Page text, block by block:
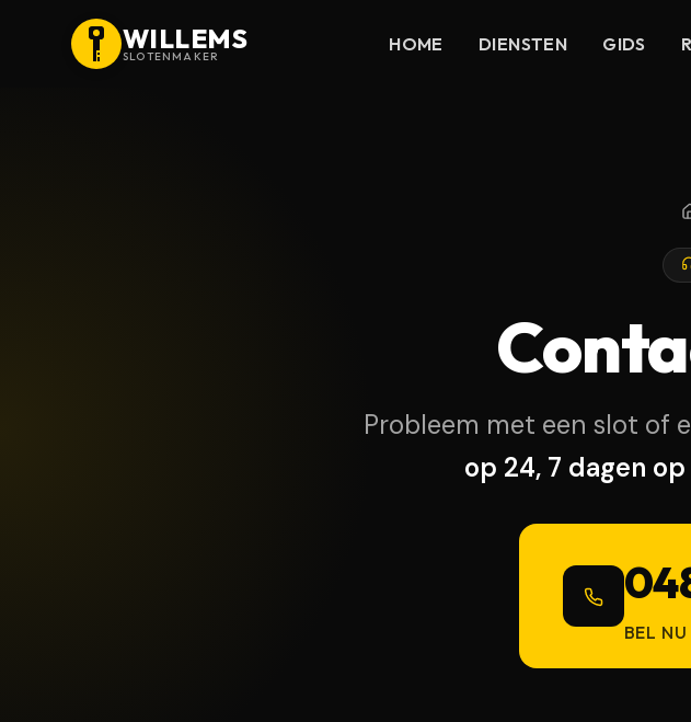
WILLEMS
SLOTENMAKER
HOME DIENSTEN GIDS
Probleem met een slot of
op 24, 7 dagen op
BEL NU